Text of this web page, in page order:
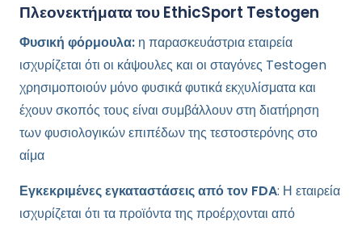
Πλεονεκτήματα του EthicSport Testogen
Φυσική φόρμουλα: η παρασκευάστρια εταιρεία
ισχυρίζεται ότι οι κάψουλες και οι σταγόνες Testogen
χρησιμοποιούν μόνο φυσικά φυτικά εκχυλίσματα και
έχουν σκοπός τους είναι συμβάλλουν στη διατήρηση
των φυσιολογικών επιπέδωντης τεστοστερόνης στο
αίμα
Εγκεκριμένες εγκαταστάσεις από τον FDA: Η εταιρεία
ισχυρίζεται ότι τα προϊόντα της προέρχονται από